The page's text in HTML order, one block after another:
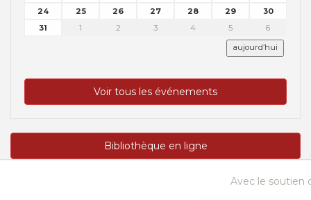
24
25 26 27 28 29
30
31
1 2 3 4 5 6
aujourd’hui
Voir tous les événements
Bibliothèque en ligne
Avec le soutien